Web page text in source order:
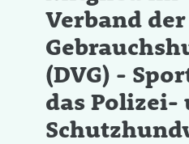
Verband der
(DVG) -
das Polizei-